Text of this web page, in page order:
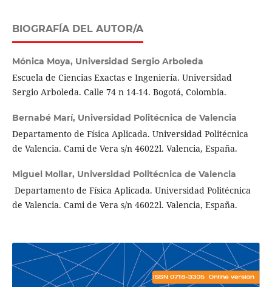
BIOGRAFÍA DEL AUTOR/A
Mónica Moya, Universidad Sergio Arboleda
Escuela de Ciencias Exactas e Ingeniería. Universidad
Sergio Arboleda. Calle 74 n 14-14. Bogotá, Colombia.
Bernabé Marí, Universidad Politécnica de Valencia
Departamento de Física Aplicada. Universidad Politécnica
de Valencia. Cami de Vera s/n 46022l. Valencia, España.
Miguel Mollar, Universidad Politécnica de Valencia
Departamento de Física Aplicada. Universidad Politécnica
de Valencia. Cami de Vera s/n 46022l. Valencia, España.